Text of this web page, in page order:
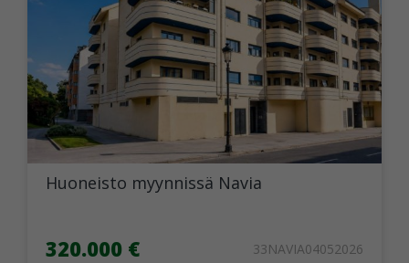
Huoneisto myynnissä Navia
320.000 € 33NAVIA04052026